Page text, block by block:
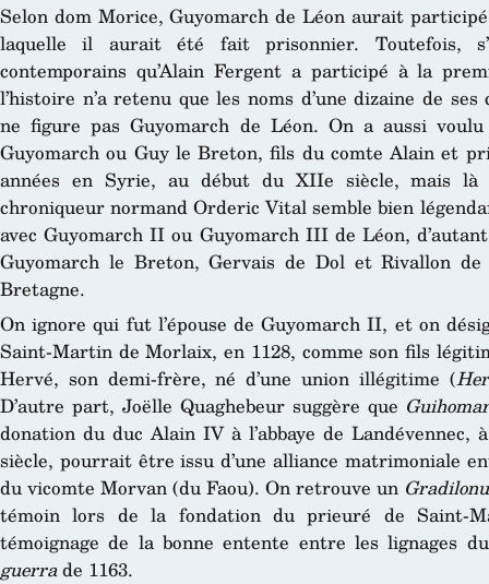
Selon dom Morice, Guyomarch de Léon aurait
laquelle il aurait été fait prisonnier. Toutefois,
contemporains qu’Alain Fergent a participé à la
l’histoire n’a retenu que les noms d’une dizaine de
ne figure pas Guyomarch de Léon. On a aussi
Guyomarch ou Guy le Breton, fils du comte Alain et
années en Syrie, au début du XIIe siècle, mais là
chroniqueur normand Orderic Vital semble bien
avec Guyomarch II ou Guyomarch III de Léon,
Guyomarch le Breton, Gervais de Dol et Rivallon
Bretagne.
On ignore qui fut l’épouse de Guyomarch II, et on
Saint-Martin de Morlaix, en 1128, comme son fils
Hervé, son demi-frère, né d’une union illégitime (
D’autre part, Joëlle Quaghebeur suggère que
donation du duc Alain IV à l’abbaye de
siècle, pourrait être issu d’une alliance matrimoniale
du vicomte Morvan (du Faou). On retrouve un
témoin lors de la fondation du prieuré de Saint-
témoignage de la bonne entente entre les lignages
guerrade 1163.